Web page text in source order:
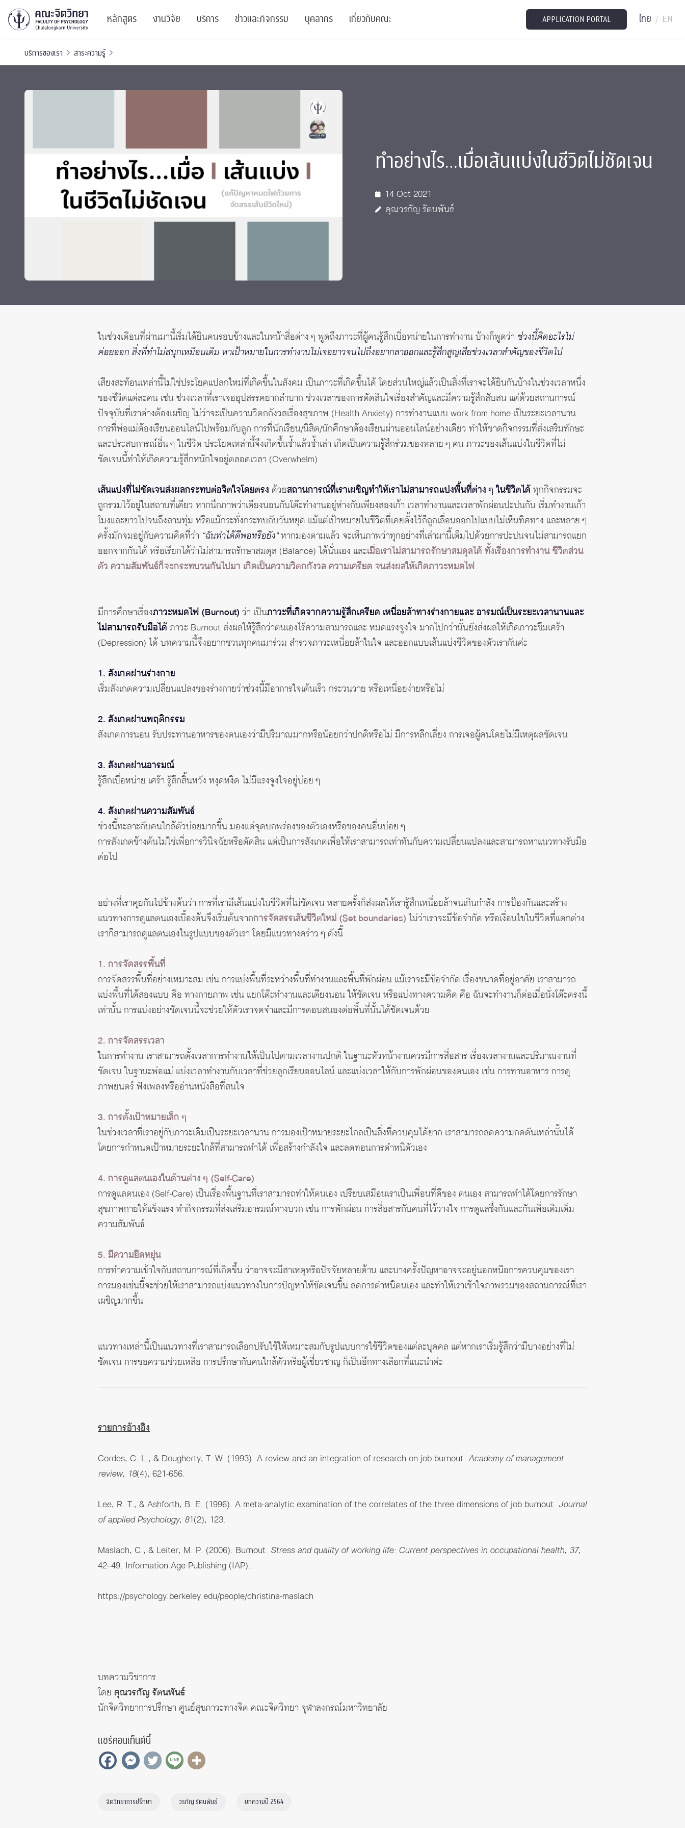
หลักสูตร
หลักสูตรปริญญาโทและ
นิสิตปัจจุบัน
งานวิจัย
งานประชุมวิชาการระดับนานาชาติ
บริการ
ศูนย์จิตวิทยาเพื่อประสิทธิภาพองค์กร
Life Di
ข่าวและกิจกรรม
เสวนาและบรรยายพิเศษ
ตำแหน่งงาน
บุคลากร
เจ้าหน้าที่
นักวิจัยหลังปริญญาเอก
เกี่ยวกับคณะ
รายงานประจำปี
ติดต่อเรา
Intranet
APPLICATION PORTAL ไทย / EN
บริการของเรา สาระความรู้
ทำอย่างไร…เมื่อเส้นแบ่งในชีวิตไม่ชัดเจน
14 Oct 2021
คุณวรกัญ รัตนพันธ์
ในช่วงเดือนที่ผ่านมานี้เริ่มได้ยินคนรอบข้างและในหน้าสื่อต่าง ๆ พูดถึงภาวะที่ผู้คนรู้สึกเบื่อหน่ายในการทำงาน บ้างก็พูดว่า ช่วงนี้คิดอะไรไม่
ค่อยออก สิ่งที่ทำไม่สนุกเหมือนเดิม หาเป้าหมายในการทำงานไม่เจอยาวจนไปถึงอยากลาออกและรู้สึกสูญเสียช่วงเวลาสำคัญของชีวิตไป
เสียงสะท้อนเหล่านี้ไม่ใช่ประโยคแปลกใหม่ที่เกิดขึ้นในสังคม เป็นภาวะที่เกิดขึ้นได้ โดยส่วนใหญ่แล้วเป็นสิ่งที่เราจะได้ยินกันบ้างในช่วงเวลาหนึ่ง
ของชีวิตแต่ละคน เช่น ช่วงเวลาที่เราเจออุปสรรคยากลำบาก ช่วงเวลาของการตัดสินใจเรื่องสำคัญและมีความรู้สึกสับสน แต่ด้วยสถานการณ์
ปัจจุบันที่เราต่างต้องเผชิญ ไม่ว่าจะเป็นความวิตกกังวลเรื่องสุขภาพ (Health Anxiety) การทำงานแบบ work from home เป็นระยะเวลานาน
การที่พ่อแม่ต้องเรียนออนไลน์ไปพร้อมกับลูก การที่นักเรียน/นิสิต/นักศึกษาต้องเรียนผ่านออนไลน์อย่างเดียว ทำให้ขาดกิจกรรมที่ส่งเสริมทักษะ
และประสบการณ์อื่น ๆ ในชีวิต ประโยคเหล่านี้จึงเกิดขึ้นซ้ำแล้วซ้ำเล่า เกิดเป็นความรู้สึกร่วมของหลาย ๆ คน ภาวะของเส้นแบ่งในชีวิตที่ไม่
ชัดเจนนี้ทำให้เกิดความรู้สึกหนักใจอยู่ตลอดเวลา (Overwhelm)
เส้นแบ่งที่ไม่ชัดเจนส่งผลกระทบต่อจิตใจโดยตรง ด้วยสถานการณ์ที่เราเผชิญทำให้เราไม่สามารถแบ่งพื้นที่ต่าง ๆ ในชีวิตได้ ทุกกิจกรรมจะ
ถูกรวมไว้อยู่ในสถานที่เดียว หากนึกภาพว่าเตียงนอนกับโต๊ะทำงานอยู่ห่างกันเพียงสองเก้า เวลาทำงานและเวลาพักผ่อนปะปนกัน เริ่มทำงานเก้า
โมงและยาวไปจนถึงสามทุ่ม หรือแม้กระทั่งกระทบกับวันหยุด แม้แต่เป้าหมายในชีวิตที่เคยตั้งไว้ก็ถูกเลื่อนออกไปแบบไม่เห็นทิศทาง และหลาย ๆ
ครั้งมักจมอยู่กับความคิดที่ว่า “ฉันทำได้ดีพอหรือยัง”หากมองตามแล้ว จะเห็นภาพว่าทุกอย่างที่เล่ามานี้เต็มไปด้วยการปะปนจนไม่สามารถแยก
ออกจากกันได้ หรือเรียกได้ว่าไม่สามารถรักษาสมดุล (Balance) ได้นั่นเอง และเมื่อเราไม่สามารถรักษาสมดุลได้ ทั้งเรื่องการทำงาน ชีวิตส่วน
ตัว ความสัมพันธ์ก็จะกระทบวนกันไปมา เกิดเป็นความวิตกกังวล ความเครียด จนส่งผลให้เกิดภาวะหมดไฟ
มีการศึกษาเรื่องภาวะหมดไฟ (Burnout) ว่า เป็นภาวะที่เกิดจากความรู้สึกเครียด เหนื่อยล้าทางร่างกายและ อารมณ์เป็นระยะเวลานานและ
ไม่สามารถรับมือได้ ภาวะ Burnout ส่งผลให้รู้สึกว่าตนเองไร้ความสามารถและ หมดแรงจูงใจ มากไปกว่านั้นยังส่งผลให้เกิดภาวะซึมเศร้า
(Depression) ได้ บทความนี้จึงอยากชวนทุกคนมาร่วม สำรวจภาวะเหนื่อยล้าในใจ และออกแบบเส้นแบ่งชีวิตของตัวเรากันค่ะ
1. สังเกตผ่านร่างกาย
เริ่มสังเกตความเปลี่ยนแปลงของร่างกายว่าช่วงนี้มีอาการใจเต้นเร็ว กระวนวาย หรือเหนื่อยง่ายหรือไม่
2. สังเกตผ่านพฤติกรรม
สังเกตการนอน รับประทานอาหารของตนเองว่ามีปริมาณมากหรือน้อยกว่าปกติหรือไม่ มีการหลีกเลี่ยง การเจอผู้คนโดยไม่มีเหตุผลชัดเจน
3. สังเกตผ่านอารมณ์
รู้สึกเบื่อหน่าย เศร้า รู้สึกสิ้นหวัง หงุดหงิด ไม่มีแรงจูงใจอยู่บ่อย ๆ
4. สังเกตผ่านความสัมพันธ์
ช่วงนี้ทะลาะกับคนใกล้ตัวบ่อยมากขึ้น มองแต่จุดบกพร่องของตัวเองหรือของคนอื่นบ่อย ๆ
การสังเกตข้างต้นไม่ใช่เพื่อการวินิจฉัยหรือตัดสิน แต่เป็นการสังเกตเพื่อให้เราสามารถเท่าทันกับความเปลี่ยนแปลงและสามารถหาแนวทางรับมือ
ต่อไป
อย่างที่เราคุยกันไปข้างต้นว่า การที่เรามีเส้นแบ่งในชีวิตที่ไม่ชัดเจน หลายครั้งก็ส่งผลให้เรารู้สึกเหนื่อยล้าจนเกินกำลัง การป้องกันและสร้าง
แนวทางการดูแลตนเองเบื้องต้นจึงเริ่มต้นจากการจัดสรรเส้นชีวิตใหม่ (Set boundaries) ไม่ว่าเราจะมีข้อจำกัด หรือเงื่อนไขในชีวิตที่แตกต่าง
เราก็สามารถดูแลตนเองในรูปแบบของตัวเรา โดยมีแนวทางคร่าว ๆ ดังนี้
1. การจัดสรรพื้นที่
การจัดสรรพื้นที่อย่างเหมาะสม เช่น การแบ่งพื้นที่ระหว่างพื้นที่ทำงานและพื้นที่พักผ่อน แม้เราจะมีข้อจำกัด เรื่องขนาดที่อยู่อาศัย เราสามารถ
แบ่งพื้นที่ได้สองแบบ คือ ทางกายภาพ เช่น แยกโต๊ะทำงานและเตียงนอน ให้ชัดเจน หรือแบ่งทางความคิด คือ ฉันจะทำงานก็ต่อเมื่อนั่งโต๊ะตรงนี้
เท่านั้น การแบ่งอย่างชัดเจนนี้จะช่วยให้ตัวเราจดจำและมีการตอบสนองต่อพื้นที่นั้นได้ชัดเจนด้วย
2. การจัดสรรเวลา
ในการทำงาน เราสามารถตั้งเวลาการทำงานให้เป็นไปตามเวลางานปกติ ในฐานะหัวหน้างานควรมีการสื่อสาร เรื่องเวลางานและปริมาณงานที่
ชัดเจน ในฐานะพ่อแม่ แบ่งเวลาทำงานกับเวลาที่ช่วยลูกเรียนออนไลน์ และแบ่งเวลาให้กับการพักผ่อนของตนเอง เช่น การทานอาหาร การดู
ภาพยนตร์ ฟังเพลงหรืออ่านหนังสือที่สนใจ
3. การตั้งเป้าหมายเล็ก ๆ
ในช่วงเวลาที่เราอยู่กับภาวะเดิมเป็นระยะเวลานาน การมองเป้าหมายระยะไกลเป็นสิ่งที่ควบคุมได้ยาก เราสามารถลดความกดดันเหล่านั้นได้
โดยการกำหนดเป้าหมายระยะใกล้ที่สามารถทำได้ เพื่อสร้างกำลังใจ และลดทอนการตำหนิตัวเอง
4. การดูแลตนเองในด้านต่าง ๆ (Self-Care)
การดูแลตนเอง (Self-Care) เป็นเรื่องพื้นฐานที่เราสามารถทำให้ตนเอง เปรียบเสมือนเราเป็นเพื่อนที่ดีของ ตนเอง สามารถทำได้โดยการรักษา
สุขภาพกายให้แข็งแรง ทำกิจกรรมที่ส่งเสริมอารมณ์ทางบวก เช่น การพักผ่อน การสื่อสารกับคนที่ไว้วางใจ การดูแลซึ่งกันและกันเพื่อเติมเต็ม
ความสัมพันธ์
5. มีความยืดหยุ่น
การทำความเข้าใจกับสถานการณ์ที่เกิดขึ้น ว่าอาจจะมีสาเหตุหรือปัจจัยหลายด้าน และบางครั้งปัญหาอาจจะอยู่นอกหนือการควบคุมของเรา
การมองเช่นนี้จะช่วยให้เราสามารถแบ่งแนวทางในการปัญหาให้ชัดเจนขึ้น ลดการตำหนิตนเอง และทำให้เราเข้าใจภาพรวมของสถานการณ์ที่เรา
เผชิญมากขึ้น
แนวทางเหล่านี้เป็นแนวทางที่เราสามารถเลือกปรับใช้ให้เหมาะสมกับรูปแบบการใช้ชีวิตของแต่ละบุคคล แต่หากเราเริ่มรู้สึกว่ามีบางอย่างที่ไม่
ชัดเจน การขอความช่วยเหลือ การปรึกษากับคนใกล้ตัวหรือผู้เชี่ยวชาญ ก็เป็นอีกทางเลือกที่แนะนำค่ะ
รายการอ้างอิง
Cordes, C. L., & Dougherty, T. W. (1993). A review and an integration of research on job burnout. Academy of management
review, 18(4), 621-656.
Lee, R. T., & Ashforth, B. E. (1996). A meta-analytic examination of the correlates of the three dimensions of job burnout. Journal
of applied Psychology, 81(2), 123.
Maslach, C., & Leiter, M. P. (2006). Burnout. Stress and quality of working life: Current perspectives in occupational health, 37,
42–49. Information Age Publishing (IAP).
https://psychology.berkeley.edu/people/christina-maslach
บทความวิชาการ
โดย คุณวรกัญ รัตนพันธ์
นักจิตวิทยาการปรึกษา ศูนย์สุขภาวะทางจิต คณะจิตวิทยา จุฬาลงกรณ์มหาวิทยาลัย
แชร์คอนเท็นต์นี้
จิตวิทยาการปรึกษา วรกัญ รัตนพันธ์ บทความปี 2564